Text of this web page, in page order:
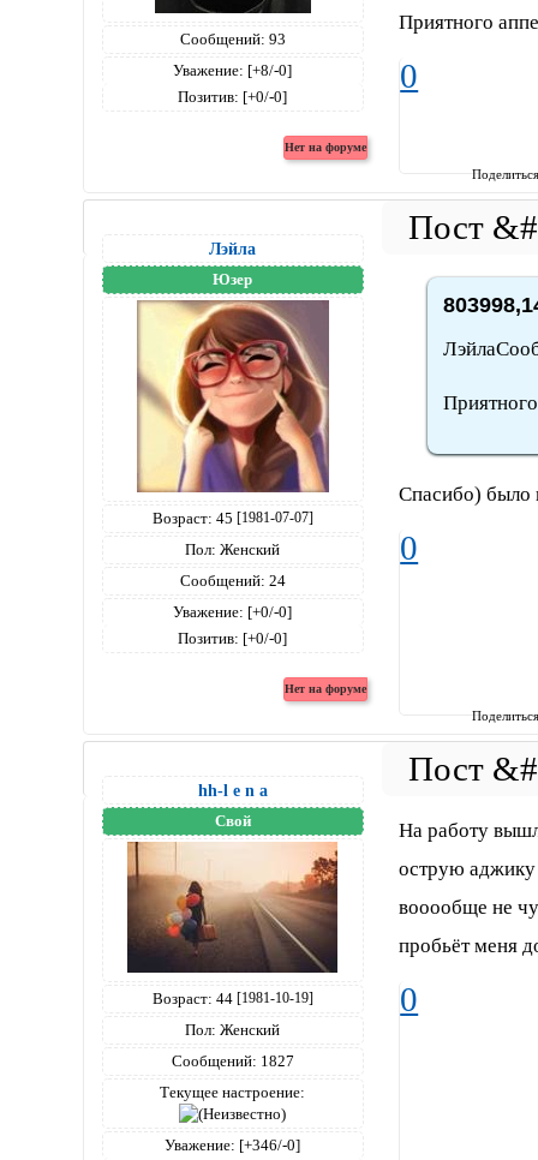
Сообщений: 93
Уважение: [+8/-0]
Позитив: [+0/-0]
Приятного
0
Лэйла
Юзер
Возраст: 45 [1981-07-07]
Пол: Женский
Сообщений: 24
Уважение: [+0/-0]
Позитив: [+0/-0]
Спасибо) было
0
hh-l e n a
Свой
Возраст: 44 [1981-10-19]
Пол: Женский
Сообщений: 1827
Текущее настроение:
Уважение: [+346/-0]
На работу
острую
вооообще не
пробьёт меня
0